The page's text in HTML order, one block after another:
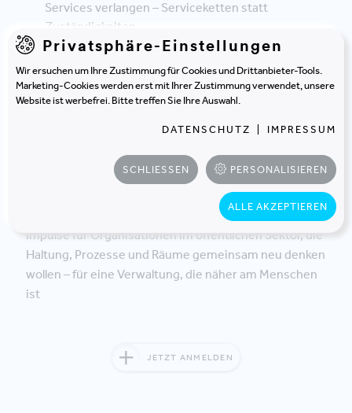
Services verlangen – Serviceketten statt
Zuständigkeiten
Wie hybride Arbeitsformen und
ergebnisorientierte Führung in der Verwaltung
funktionieren
Welche Räume moderne Verwaltungsarbeit
Wie Digitalisierung und New Public Management
die Aufgaben und Raumanforderungen in der
Impulse für Organisationen im öffentlichen Sektor, die
Haltung, Prozesse und Räume gemeinsam neu denken
wollen – für eine Verwaltung, die näher am Menschen
ist
JETZT ANMELDEN
Privatsphäre-Einstellungen
Wir ersuchen um Ihre Zustimmung für Cookies und Drittanbieter-Tools.
Marketing-Cookies werden erst mit Ihrer Zustimmung verwendet, unsere
Website ist werbefrei. Bitte treffen Sie Ihre Auswahl.
DATENSCHUTZ IMPRESSUM
SCHLIESSEN PERSONALISIEREN
ALLE AKZEPTIEREN